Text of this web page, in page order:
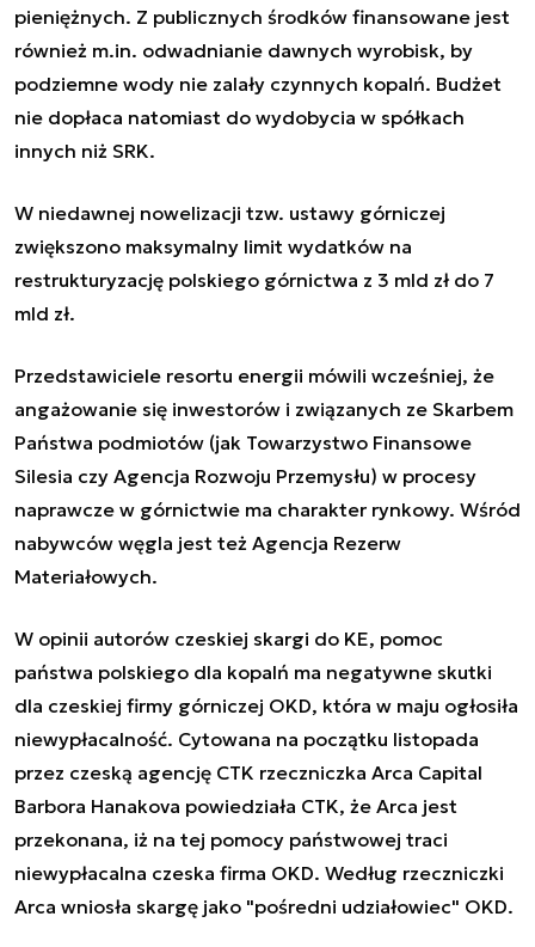
pieniężnych. Z publicznych środków finansowane jest
również m.in. odwadnianie dawnych wyrobisk, by
podziemne wody nie zalały czynnych kopalń. Budżet
nie dopłaca natomiast do wydobycia w spółkach
innych niż SRK.
W niedawnej nowelizacji tzw. ustawy górniczej
zwiększono maksymalny limit wydatków na
restrukturyzację polskiego górnictwa z 3 mld zł do 7
mld zł.
Przedstawiciele resortu energii mówili wcześniej, że
angażowanie się inwestorów i związanych ze Skarbem
Państwa podmiotów (jak Towarzystwo Finansowe
Silesia czy Agencja Rozwoju Przemysłu) w procesy
naprawcze w górnictwie ma charakter rynkowy. Wśród
nabywców węgla jest też Agencja Rezerw
Materiałowych.
W opinii autorów czeskiej skargi do KE, pomoc
państwa polskiego dla kopalń ma negatywne skutki
dla czeskiej firmy górniczej OKD, która w maju ogłosiła
niewypłacalność. Cytowana na początku listopada
przez czeską agencję CTK rzeczniczka Arca Capital
Barbora Hanakova powiedziała CTK, że Arca jest
przekonana, iż na tej pomocy państwowej traci
niewypłacalna czeska firma OKD. Według rzeczniczki
Arca wniosła skargę jako "pośredni udziałowiec" OKD.